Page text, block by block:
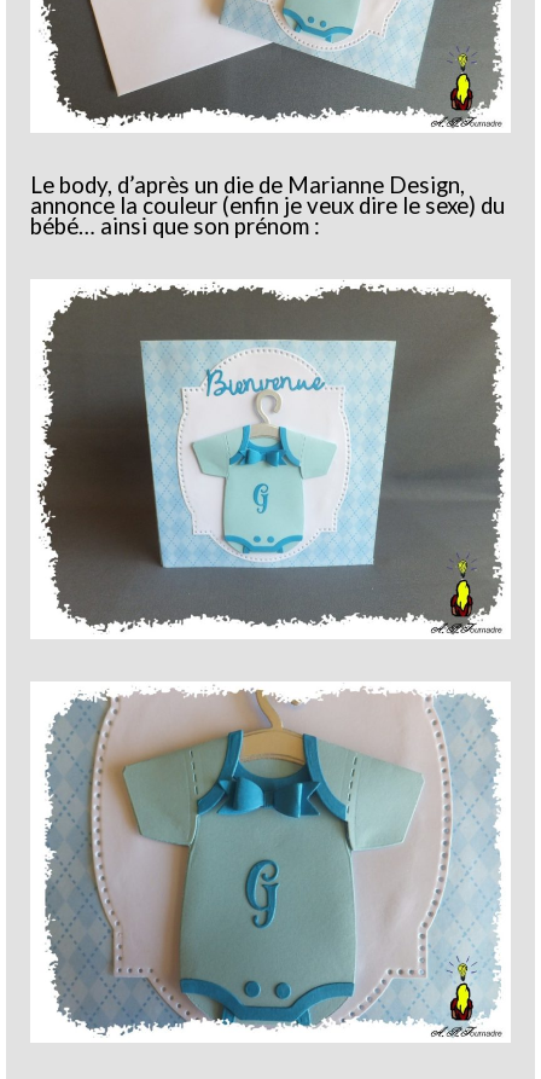
Le body, d’après un die de Marianne Design,
annonce la couleur (enfin je veux dire le sexe) du
bébé… ainsi que son prénom :